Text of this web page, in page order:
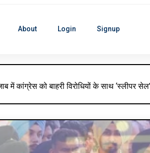
About Login Signup
में कांग्रेस को बाहरी विरोधियों के साथ ‘स्लीपर